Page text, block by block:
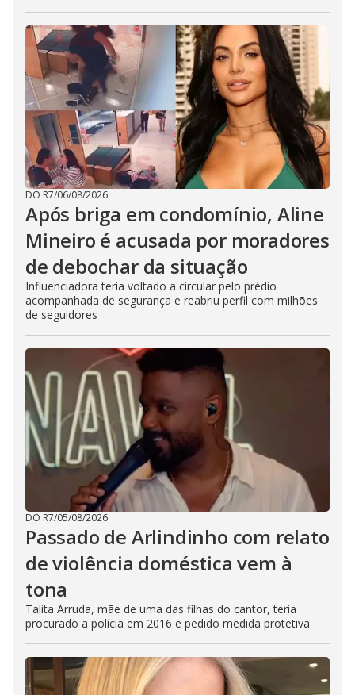
DO R7/06/08/2026
Após briga em condomínio, Aline
Mineiro é acusada por moradores
de debochar da situação
Influenciadora teria voltado a circular pelo prédio
acompanhada de segurança e reabriu perfil com milhões
de seguidores
DO R7/05/08/2026
Passado de Arlindinho com relato
de violência doméstica vem à
tona
Talita Arruda, mãe de uma das filhas do cantor, teria
procurado a polícia em 2016 e pedido medida protetiva